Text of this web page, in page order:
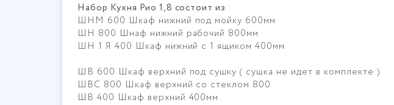
Набор Кухня Рио 1,8 состоит из :
ШНМ 600 Шкаф нижний под мойку 600мм
ШН 800 Шнаф нижний рабочий 800мм
ШН 1 Я 400 Шкаф нижний с 1 ящиком 400мм
ШВ 600 Шкаф верхний под сушку ( сушка не идет в комплекте )
ШВС 800 Шкаф верхний со стеклом 800
ШВ 400 Шкаф верхний 400мм